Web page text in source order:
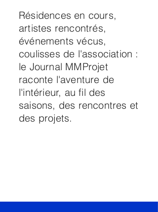
Résidences en cours,
artistes rencontrés,
événements vécus,
coulisses de l'association :
le Journal MMProjet
raconte l'aventure de
l'intérieur, au fil des
saisons, des rencontres et
des projets.